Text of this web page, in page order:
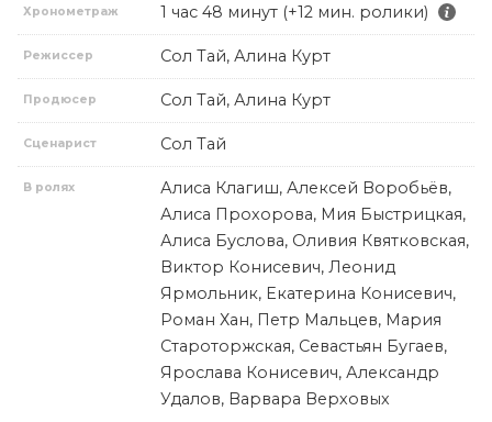
Хронометраж 1 час 48 минут (+12 мин. ролики)
Режиссер Сол Тай, Алина Курт
Продюсер Сол Тай, Алина Курт
Сценарист Сол Тай
В ролях
Алиса Клагиш, Алексей Воробьёв,
Алиса Прохорова, Мия Быстрицкая,
Алиса Буслова, Оливия Квятковская,
Виктор Конисевич, Леонид
Ярмольник, Екатерина Конисевич,
Роман Хан, Петр Мальцев, Мария
Староторжская, Севастьян Бугаев,
Ярослава Конисевич, Александр
Удалов, Варвара Верховых